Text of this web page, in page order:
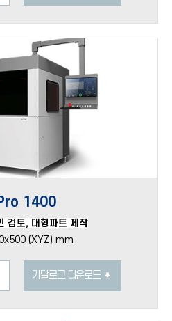
1400
검토, 대형파트 제작
(XYZ) mm
카달로그 다운로드